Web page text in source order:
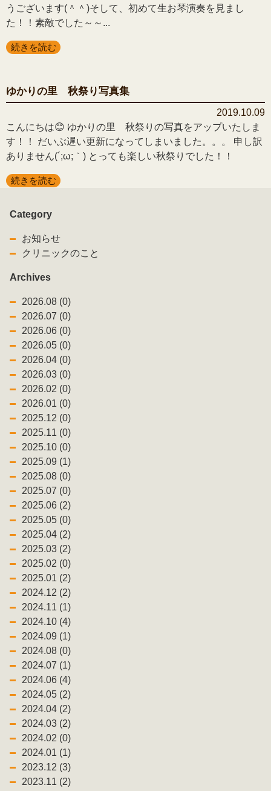
うございます(＾＾)そして、初めて生お琴演奏を見まし
た！！素敵でした～～...
続きを読む
ゆかりの里 秋祭り写真集
2019.10.09
こんにちは😊 ゆかりの里 秋祭りの写真をアップいたしま
す！！ だいぶ遅い更新になってしまいました。。。 申し訳
ありません(´;ω;｀) とっても楽しい秋祭りでした！！
続きを読む
Category
お知らせ
クリニックのこと
Archives
2026.08 (0)
2026.07 (0)
2026.06 (0)
2026.05 (0)
2026.04 (0)
2026.03 (0)
2026.02 (0)
2026.01 (0)
2025.12 (0)
2025.11 (0)
2025.10 (0)
2025.09 (1)
2025.08 (0)
2025.07 (0)
2025.06 (2)
2025.05 (0)
2025.04 (2)
2025.03 (2)
2025.02 (0)
2025.01 (2)
2024.12 (2)
2024.11 (1)
2024.10 (4)
2024.09 (1)
2024.08 (0)
2024.07 (1)
2024.06 (4)
2024.05 (2)
2024.04 (2)
2024.03 (2)
2024.02 (0)
2024.01 (1)
2023.12 (3)
2023.11 (2)